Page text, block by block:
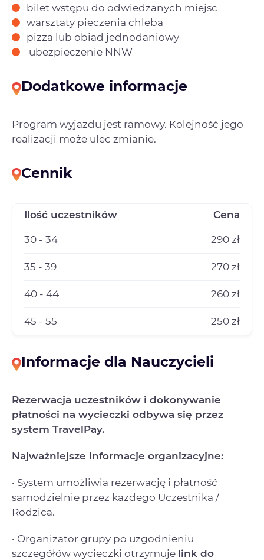
bilet wstępu do odwiedzanych miejsc
warsztaty pieczenia chleba
pizza lub obiad jednodaniowy
ubezpieczenie NNW
Dodatkowe informacje
Program wyjazdu jest ramowy. Kolejność jego
realizacji może ulec zmianie.
Cennik
Ilość uczestników Cena
30 - 34 290 zł
35 - 39 270 zł
40 - 44 260 zł
45 - 55 250 zł
Informacje dla Nauczycieli
Rezerwacja uczestników i dokonywanie
płatności na wycieczki odbywa się przez
system TravelPay.
Najważniejsze informacje organizacyjne:
• System umożliwia rezerwację i płatność
samodzielnie przez każdego Uczestnika /
Rodzica.
• Organizator grupy po uzgodnieniu
szczegółów wycieczki otrzymuje link do